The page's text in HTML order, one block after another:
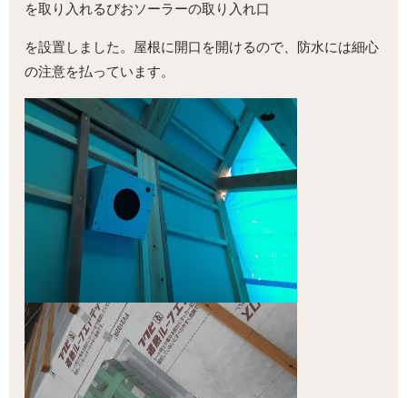
を取り入れるびおソーラーの取り入れ口
を設置しました。屋根に開口を開けるので、防水には細心
の注意を払っています。